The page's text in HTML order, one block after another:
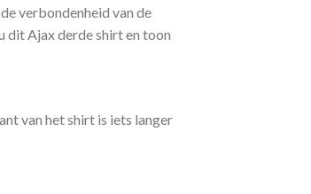
verbondenheid van de
dit Ajax derde shirt en toon
van het shirt is iets langer